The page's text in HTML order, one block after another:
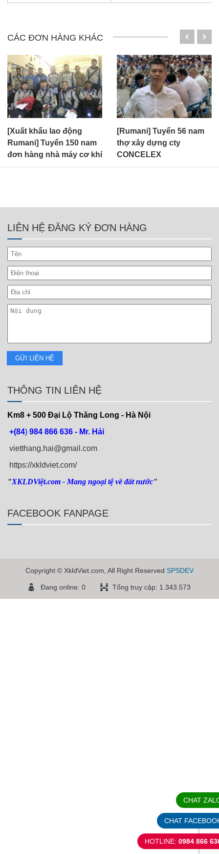
CÁC ĐƠN HÀNG KHÁC
[Xuất khẩu lao động
Rumani] Tuyển 150 nam
đơn hàng nhà máy cơ khí
[Rumani] Tuyển 56 nam
thợ xây dựng cty
CONCELEX
LIÊN HỆ ĐĂNG KÝ ĐƠN HÀNG
THÔNG TIN LIÊN HỆ
Km8 + 500 Đại Lộ Thăng Long - Hà Nội
+(84) 984 866 636 - Mr. Hải
vietthang.hai@gmail.com
https://xkldviet.com/
"XKLDViệt.com - Mang ngoại tệ về đất nước"
FACEBOOK FANPAGE
Copyright © XkldViet.com, All Right Reserved SPSDEV
Đang online: 0 Tổng truy cập: 1.343.573
CHAT
CHAT
HOTLINE: 0984 866